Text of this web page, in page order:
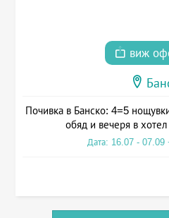
виж
Почивка в Банско: 4=5
обяд и вечеря в
Дата: 16.07 - 07.09